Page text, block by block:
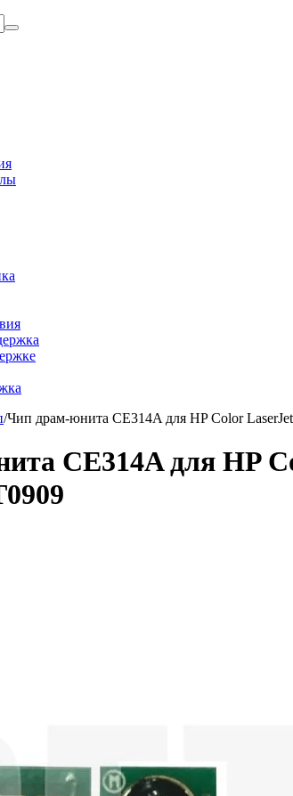
/Чип драм-юнита CE314A для HP Color
CE314A для HP